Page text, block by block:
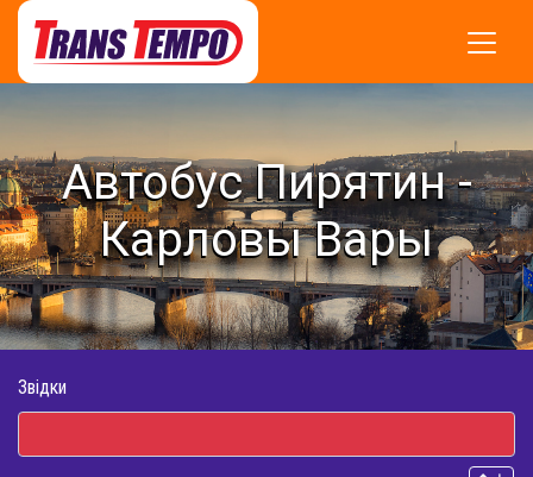
Автобус Пирятин -
Карловы Вары
Звідки